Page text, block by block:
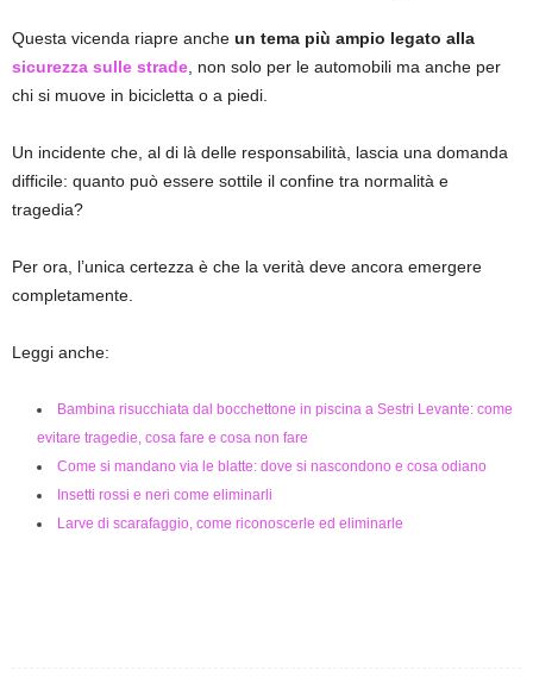
Questa vicenda riapre anche un tema più ampio legato alla
sicurezza sulle strade , non solo per le automobili ma anche per
chi si muove in bicicletta o a piedi.
Un incidente che, al di là delle responsabilità, lascia una domanda
difficile: quanto può essere sottile il confine tra normalità e
tragedia?
Per ora, l’unica certezza è che la verità deve ancora emergere
completamente.
Leggi anche:
Bambina risucchiata dal bocchettone in piscina a Sestri Levante: come
evitare tragedie, cosa fare e cosa non fare
Come si mandano via le blatte: dove si nascondono e cosa odiano
Insetti rossi e neri come eliminarli
Larve di scarafaggio, come riconoscerle ed eliminarle